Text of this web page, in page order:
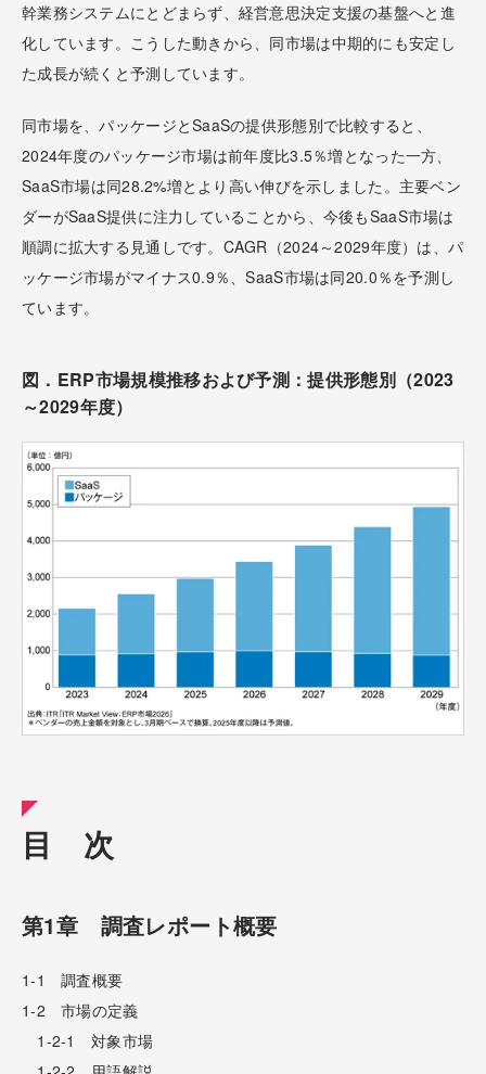
幹業務システムにとどまらず、経営意思決定支援の基盤へと進
化しています。こうした動きから、同市場は中期的にも安定し
た成長が続くと予測しています。
同市場を、パッケージとSaaSの提供形態別で比較すると、
2024年度のパッケージ市場は前年度比3.5％増となった一方、
SaaS市場は同28.2%増とより高い伸びを示しました。主要ベン
ダーがSaaS提供に注力していることから、今後もSaaS市場は
順調に拡大する見通しです。CAGR（2024～2029年度）は、パ
ッケージ市場がマイナス0.9％、SaaS市場は同20.0％を予測し
ています。
図．ERP市場規模推移および予測：提供形態別（2023
～2029年度）
目 次
第1章 調査レポート概要
1-1 調査概要
1-2 市場の定義
1-2-1 対象市場